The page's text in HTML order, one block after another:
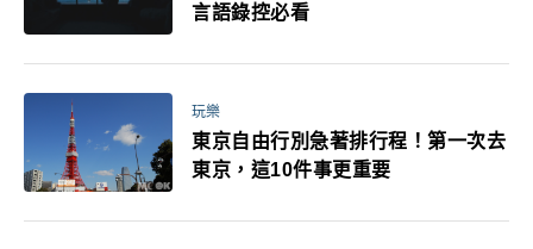
言語錄控必看
玩樂
東京自由行別急著排行程！第一次去
東京，這10件事更重要